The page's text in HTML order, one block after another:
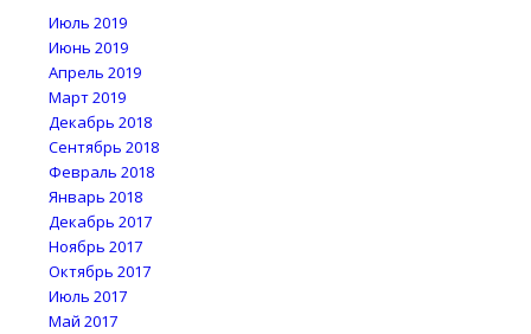
Июль 2019
Июнь 2019
Апрель 2019
Март 2019
Декабрь 2018
Сентябрь 2018
Февраль 2018
Январь 2018
Декабрь 2017
Ноябрь 2017
Октябрь 2017
Июль 2017
Май 2017